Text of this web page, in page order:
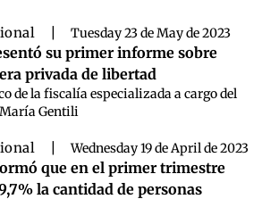
Tuesday 23 de May de 2023
su primer informe sobre
privada de libertad
de la fiscalía especializada a cargo del
Gentili
Wednesday 19 de April de 2023
que en el primer trimestre
la cantidad de personas